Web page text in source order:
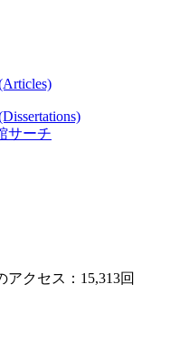
サーチ
アクセス：15,313回